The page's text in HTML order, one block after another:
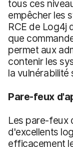
tous ces
empêcher les
RCE de Log4j
que
permet aux
contenir les
la vulnérabilité
Pare-feux
Les pare-feux
d'excellents
efficacement